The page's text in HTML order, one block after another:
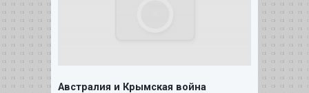
Австралия и Крымская война